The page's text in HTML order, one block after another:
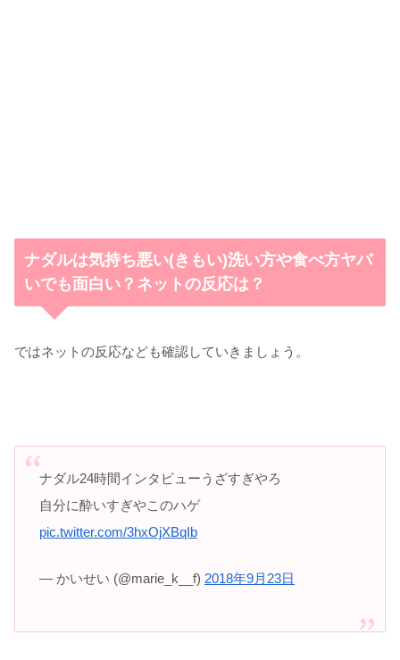
ナダルは気持ち悪い(きもい)洗い方や食べ方ヤバ
いでも面白い？ネットの反応は？
ではネットの反応なども確認していきましょう。
ナダル24時間インタビューうざすぎやろ
自分に酔いすぎやこのハゲ
pic.twitter.com/3hxOjXBqIb
— かいせい (@marie_k__f) 2018年9月23日